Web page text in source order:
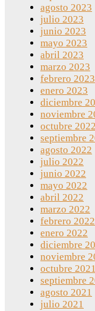
agosto 2023
julio 2023
junio 2023
mayo 2023
abril 2023
marzo 2023
febrero 2023
enero 2023
diciembre
noviembre
octubre 2022
septiembre
agosto 2022
julio 2022
junio 2022
mayo 2022
abril 2022
marzo 2022
febrero 2022
enero 2022
diciembre
noviembre
octubre 2021
septiembre
agosto 2021
julio 2021